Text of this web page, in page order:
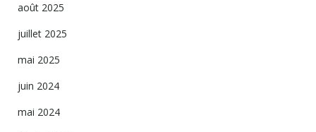
août 2025
juillet 2025
mai 2025
juin 2024
mai 2024